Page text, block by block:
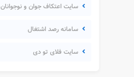
سایت اعتکاف جوان و نوجوانان
سامانه رصد اشتغال
سایت فلای تو دی